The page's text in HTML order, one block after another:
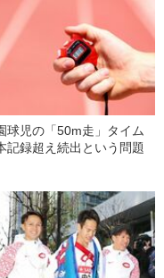
球児の「50m走」タイム
記録超え続出という問題